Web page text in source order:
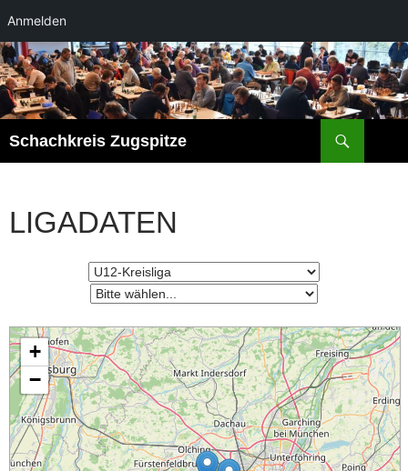
Anmelden
Zum
Inhalt
springen
Schachkreis Zugspitze
LIGADATEN